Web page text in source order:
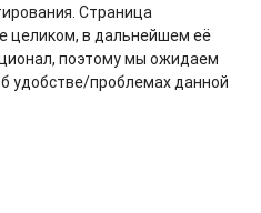
Страница
целиком, в дальнейшем её
поэтому мы ожидаем
удобстве/проблемах данной